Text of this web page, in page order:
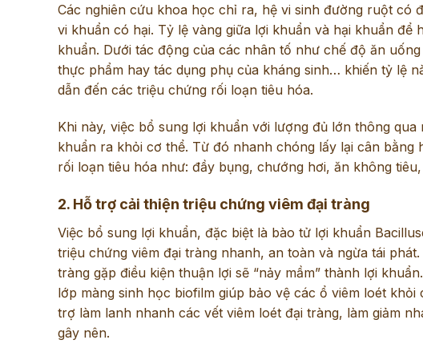
Các nghiên cứu khoa học chỉ ra, hệ vi sinh đường ruột có
vi khuẩn có hại. Tỷ lệ vàng giữa lợi khuẩn và hại khuẩn để
khuẩn. Dưới tác động của các nhân tố như chế độ ăn
thực phẩm hay tác dụng phụ của kháng sinh… khiến tỷ lệ
dẫn đến các triệu chứng rối loạn tiêu hóa.
Khi này, việc bổ sung lợi khuẩn với lượng đủ lớn thông
khuẩn ra khỏi cơ thể. Từ đó nhanh chóng lấy lại cân
rối loạn tiêu hóa như: đầy bụng, chướng hơi, ăn không
2. Hỗ trợ cải thiện triệu chứng viêm đại tràng
Việc bổ sung lợi khuẩn, đặc biệt là bào tử lợi khuẩn
triệu chứng viêm đại tràng nhanh, an toàn và ngừa tái
tràng gặp điều kiện thuận lợi sẽ “nảy mầm” thành lợi
lớp màng sinh học biofilm giúp bảo vệ các ổ viêm loét
trợ làm lanh nhanh các vết viêm loét đại tràng, làm giảm
gây nên.